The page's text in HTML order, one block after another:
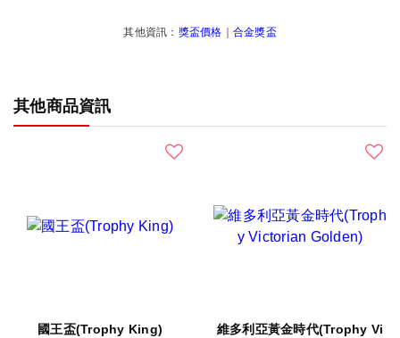
其他資訊： 獎盃價格 合金獎盃
其他商品資訊
國王盃(Trophy King)
維多利亞黃金時代(Trophy Vi